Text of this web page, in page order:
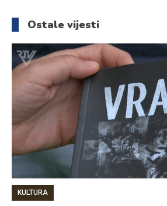
članaka
Ostale vijesti
KULTURA